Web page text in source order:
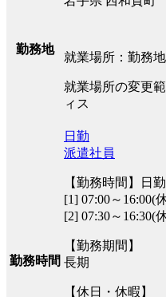
勤務地
就業場所：勤務
就業場所の変更
ィス
勤務時間
日勤
派遣社員
【勤務時間】日勤
[1] 07:00～16:00(
[2] 07:30～16:30(
【勤務期間】
長期
【休日・休暇】